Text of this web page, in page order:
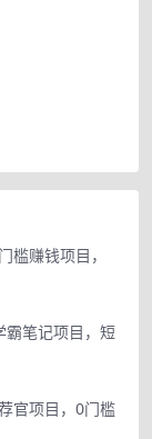
槛赚钱项目，
霸笔记项目，短
官项目，0门槛